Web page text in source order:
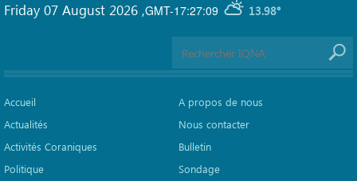
GMT-17:27:09 13.98°
Friday 07 August 2026 ,
Accueil
Actualités
Activités Coraniques
Politique
A propos de nous
Nous contacter
Bulletin
Sondage